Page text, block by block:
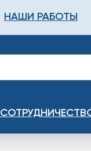
НАШИ РАБОТЫ